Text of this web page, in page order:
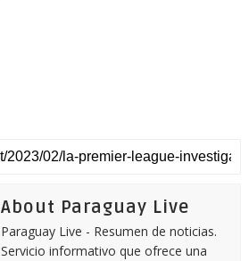
About Paraguay Live
Paraguay Live - Resumen de noticias.
Servicio informativo que ofrece una